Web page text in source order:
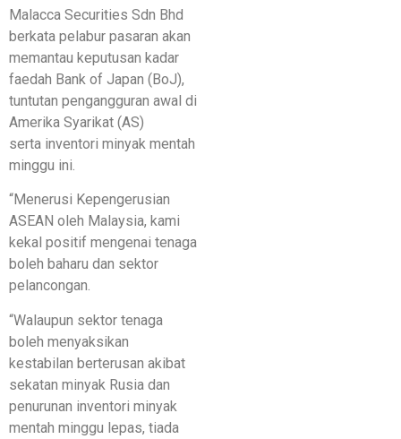
Malacca Securities Sdn Bhd
berkata pelabur pasaran akan
memantau keputusan kadar
faedah Bank of Japan (BoJ),
tuntutan pengangguran awal di
Amerika Syarikat (AS)
serta inventori minyak mentah
minggu ini.
“Menerusi Kepengerusian
ASEAN oleh Malaysia, kami
kekal positif mengenai tenaga
boleh baharu dan sektor
pelancongan.
“Walaupun sektor tenaga
boleh menyaksikan
kestabilan berterusan akibat
sekatan minyak Rusia dan
penurunan inventori minyak
mentah minggu lepas, tiada